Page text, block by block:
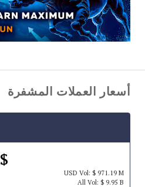
أسعار العملات المشفرة
$ 64,032.2
USDVol: $ 971.19 M
All Vol: $ 9.95 B